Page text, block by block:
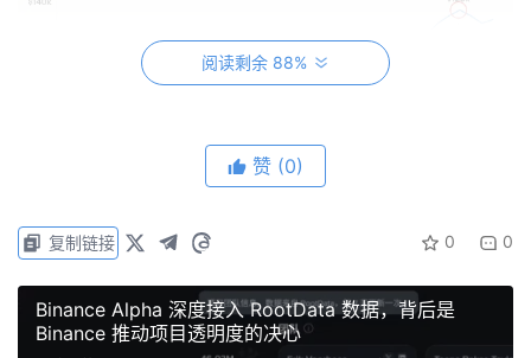
阅读剩余 88%
赞 (0)
0 0
复制链接
Binance Alpha 深度接入 RootData 数据，背后是
Binance 推动项目透明度的决心